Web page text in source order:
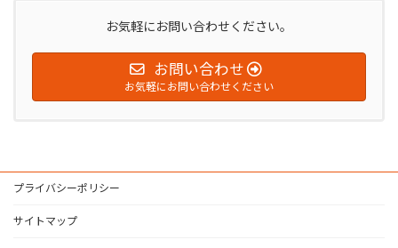
お気軽にお問い合わせください。
お問い合わせ
お気軽にお問い合わせください
プライバシーポリシー
サイトマップ